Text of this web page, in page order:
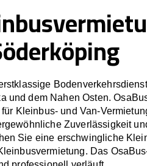
und dem Nahen Osten.
Kleinbus- und Van-
Zuverlässigkeit
Sie eine erschwingliche
Das